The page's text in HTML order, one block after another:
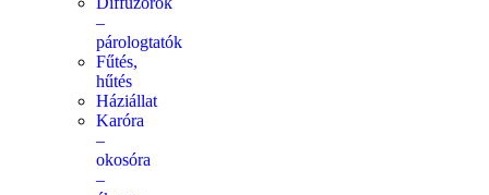
–
párologtatók
Fűtés,
hűtés
Háziállat
Karóra
–
okosóra
–